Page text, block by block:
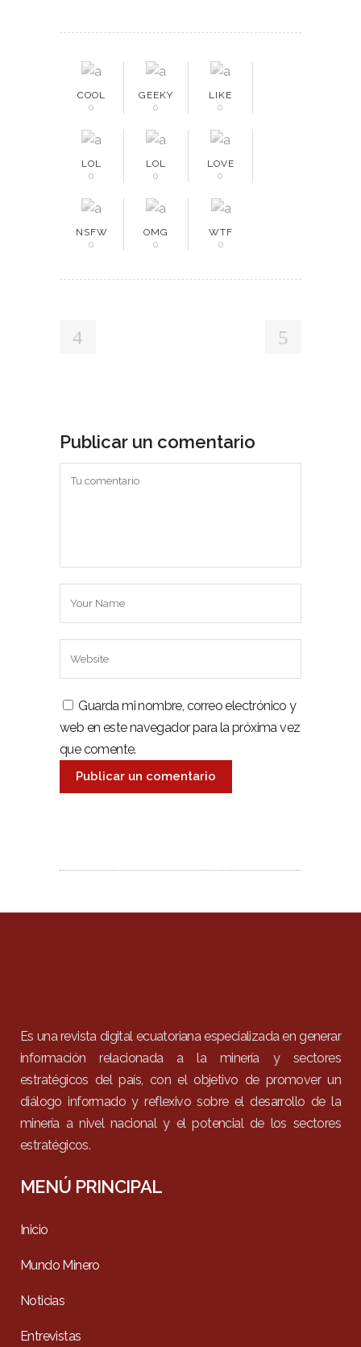
COOL
0
GEEKY
0
LIKE
0
LOL
0
LOL
0
LOVE
0
NSFW
0
OMG
0
WTF
0
Publicar un comentario
Guarda mi nombre, correo electrónico y
web en este navegador para la próxima vez
que comente.
Es una revista digital ecuatoriana especializada en generar
información relacionada a la minería y sectores
estratégicos del país, con el objetivo de promover un
diálogo informado y reflexivo sobre el desarrollo de la
minería a nivel nacional y el potencial de los sectores
estratégicos.
MENÚ PRINCIPAL
Inicio
Mundo Minero
Noticias
Entrevistas